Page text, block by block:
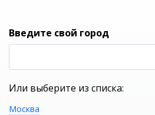
Введите свой город
Или выберите из списка:
Москва